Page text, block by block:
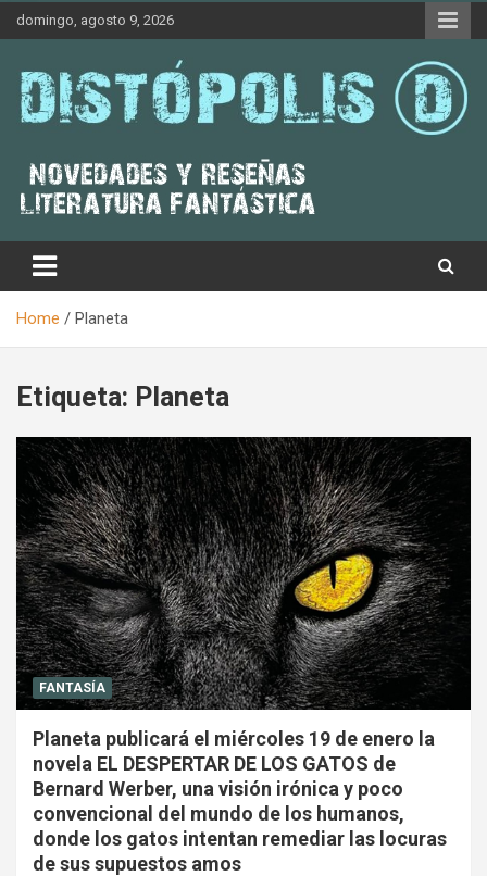
Skip
domingo, agosto 9, 2026
Distópolis
Home Planeta
Etiqueta: Planeta
FANTASÍA
Planeta publicará el miércoles 19 de enero la
novela EL DESPERTAR DE LOS GATOS de
Bernard Werber, una visión irónica y poco
convencional del mundo de los humanos,
donde los gatos intentan remediar las locuras
de sus supuestos amos